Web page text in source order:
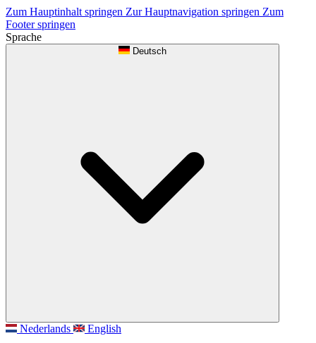
Zum Hauptinhalt springen Zur Hauptnavigation springen Zum
Footer springen
Sprache
Deutsch
Nederlands English